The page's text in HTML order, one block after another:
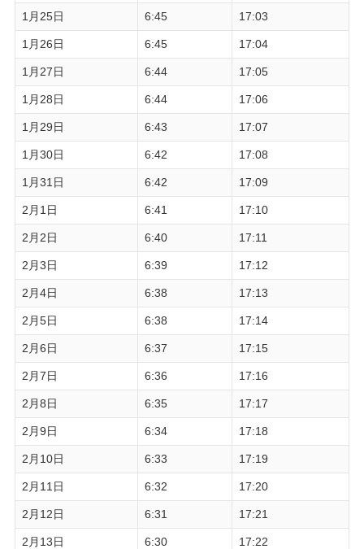
1月25日 6:45 17:03
1月26日 6:45 17:04
1月27日 6:44 17:05
1月28日 6:44 17:06
1月29日 6:43 17:07
1月30日 6:42 17:08
1月31日 6:42 17:09
2月1日 6:41 17:10
2月2日 6:40 17:11
2月3日 6:39 17:12
2月4日 6:38 17:13
2月5日 6:38 17:14
2月6日 6:37 17:15
2月7日 6:36 17:16
2月8日 6:35 17:17
2月9日 6:34 17:18
2月10日 6:33 17:19
2月11日 6:32 17:20
2月12日 6:31 17:21
2月13日 6:30 17:22